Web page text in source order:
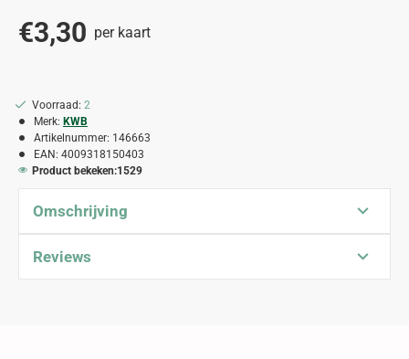
€3,30 per kaart
Voorraad: 2
Merk: KWB
Artikelnummer: 146663
EAN: 4009318150403
Product bekeken:1529
Omschrijving
Reviews